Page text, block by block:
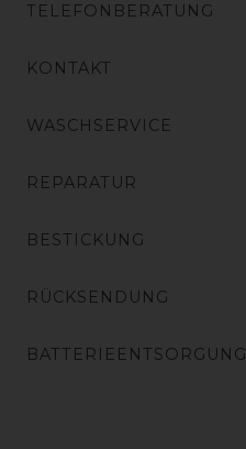
TELEFONBERATUNG
KONTAKT
WASCHSERVICE
REPARATUR
BESTICKUNG
RÜCKSENDUNG
BATTERIEENTSORGUNG